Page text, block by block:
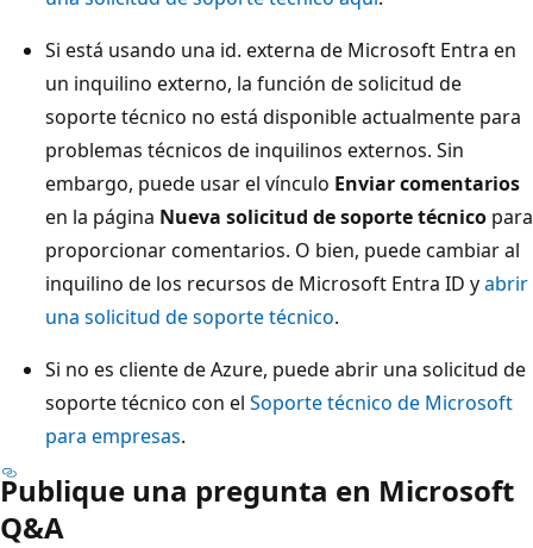
Si está usando una id. externa de Microsoft Entra en
un inquilino externo, la función de solicitud de
soporte técnico no está disponible actualmente para
problemas técnicos de inquilinos externos. Sin
embargo, puede usar el vínculo Enviar comentarios
en la página Nueva solicitud de soporte técnico para
proporcionar comentarios. O bien, puede cambiar al
inquilino de los recursos de Microsoft Entra ID yabrir
una solicitud de soporte técnico.
Si no es cliente de Azure, puede abrir una solicitud de
soporte técnico con el Soporte técnico de Microsoft
para empresas.
Publique una pregunta en Microsoft
Q&A